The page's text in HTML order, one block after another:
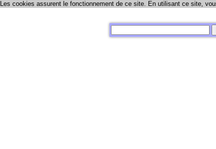
Les cookies assurent le fonctionnement de ce site. En utilisant ce site,